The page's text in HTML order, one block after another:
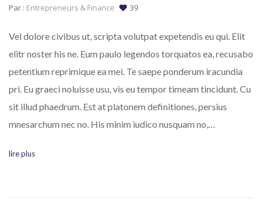
Par : Entrepreneurs & Finance 39
Vel dolore civibus ut, scripta volutpat expetendis eu qui. Elit
elitr noster his ne. Eum paulo legendos torquatos ea, recusabo
petentium reprimique ea mei. Te saepe ponderum iracundia
pri. Eu graeci noluisse usu, vis eu tempor timeam tincidunt. Cu
sit illud phaedrum. Est at platonem definitiones, persius
mnesarchum nec no. His minim iudico nusquam no,…
lire plus